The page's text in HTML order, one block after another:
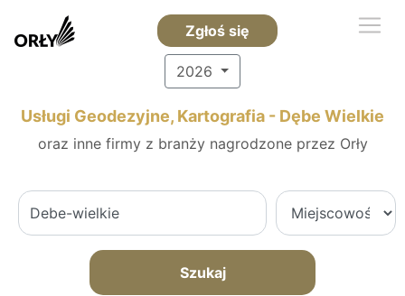
Zgłoś się
2026
Usługi Geodezyjne, Kartografia - Dębe Wielkie
oraz inne firmy z branży nagrodzone przez Orły
Szukaj